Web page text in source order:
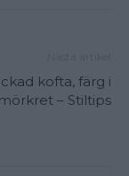
kofta, färg i
– Stiltips